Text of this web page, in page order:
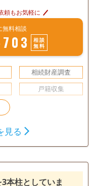
頼もお気軽に
無料相談
相談
無料
相続財産調査
戸籍収集
見る
本柱としていま